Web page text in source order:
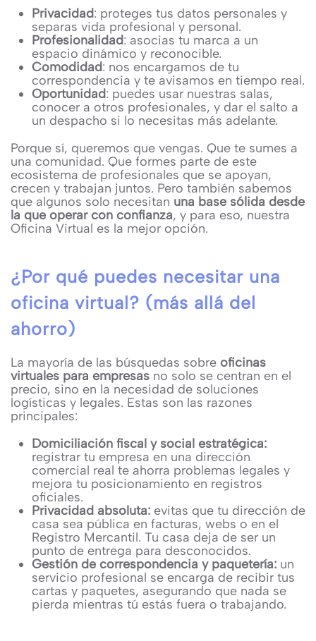
Privacidad: proteges tus datos personales y
separas vida profesional y personal.
Profesionalidad: asocias tu marca a un
espacio dinámico y reconocible.
Comodidad: nos encargamos de tu
correspondencia y te avisamos en tiempo real.
Oportunidad: puedes usar nuestras salas,
conocer a otros profesionales, y dar el salto a
un despacho si lo necesitas más adelante.
Porque sí, queremos que vengas. Que te sumes a
una comunidad. Que formes parte de este
ecosistema de profesionales que se apoyan,
crecen y trabajan juntos. Pero también sabemos
que algunos solo necesitan una base sólida desde
la que operar con confianza, y para eso, nuestra
Oficina Virtual es la mejor opción.
¿Por qué puedes necesitar una
oficina virtual? (más allá del
ahorro)
La mayoría de las búsquedas sobre oficinas
virtuales para empresas no solo se centran en el
precio, sino en la necesidad de soluciones
logísticas y legales. Estas son las razones
principales:
Domiciliación fiscal y social estratégica:
registrar tu empresa en una dirección
comercial real te ahorra problemas legales y
mejora tu posicionamiento en registros
oficiales.
Privacidad absoluta: evitas que tu dirección de
casa sea pública en facturas, webs o en el
Registro Mercantil. Tu casa deja de ser un
punto de entrega para desconocidos.
Gestión de correspondencia y paquetería: un
servicio profesional se encarga de recibir tus
cartas y paquetes, asegurando que nada se
pierda mientras tú estás fuera o trabajando.